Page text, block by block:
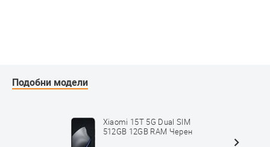
Подобни модели
Xiaomi 15T 5G Dual SIM
512GB 12GB RAM Черен